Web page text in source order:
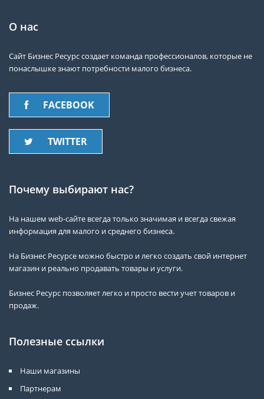
О нас
Сайт Бизнес Ресурс создает команда профессионалов, которые не
понаслышке знают потребности малого бизнеса.
FACEBOOK
TWITTER
Почему выбирают нас?
На нашем web-сайте всегда только значимая и всегда свежая
информация для малого и среднего бизнеса.
На Бизнес Ресурсе можно быстро и легко создать свой интернет
магазин и реально продавать товары и услуги.
Бизнес Ресурс позволяет легко и просто вести учет товаров и
продаж.
Полезные ссылки
Наши магазины
Партнерам